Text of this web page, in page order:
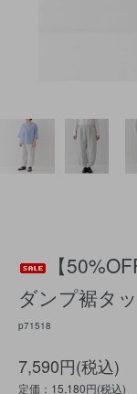
【
ダンプ裾タ
p71518
7,590円(税込)
定価：15,180円(税込)